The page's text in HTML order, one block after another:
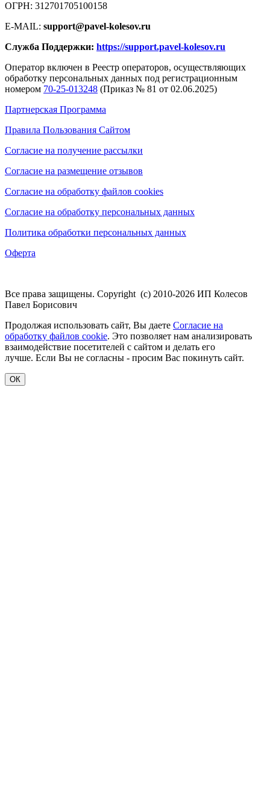
ОГРН: 312701705100158
E-MAIL: support@pavel-kolesov.ru
Служба Поддержки: https://support.pavel-kolesov.ru
Оператор включен в Реестр операторов, осуществляющих
обработку персональных данных под регистрационным
номером 70-25-013248 (Приказ № 81 от 02.06.2025)
Партнерская Программа
Правила Пользования Сайтом
Согласие на получение рассылки
Согласие на размещение отзывов
Согласие на обработку файлов cookies
Согласие на обработку персональных данных
Политика обработки персональных данных
Оферта
Все права защищены. Copyright (с) 2010-2026 ИП Колесов
Павел Борисович
Продолжая использовать сайт, Вы даете Согласие на
обработку файлов cookie. Это позволяет нам анализировать
взаимодействие посетителей с сайтом и делать его
лучше. Если Вы не согласны - просим Вас покинуть сайт.
ОК